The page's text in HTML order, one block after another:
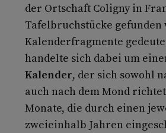
der Ortschaft Coligny in
Tafelbruchstücke gefunden
Kalenderfragmente
handelte sich dabei um
Kalender, der sich sowohl
auch nach dem Mond
Monate, die durch einen
zweieinhalb Jahren